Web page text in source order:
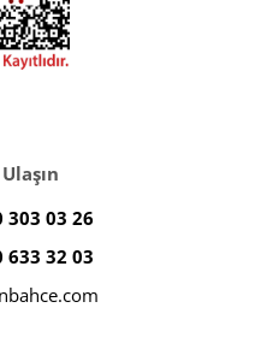
303 03 26
633 32 03